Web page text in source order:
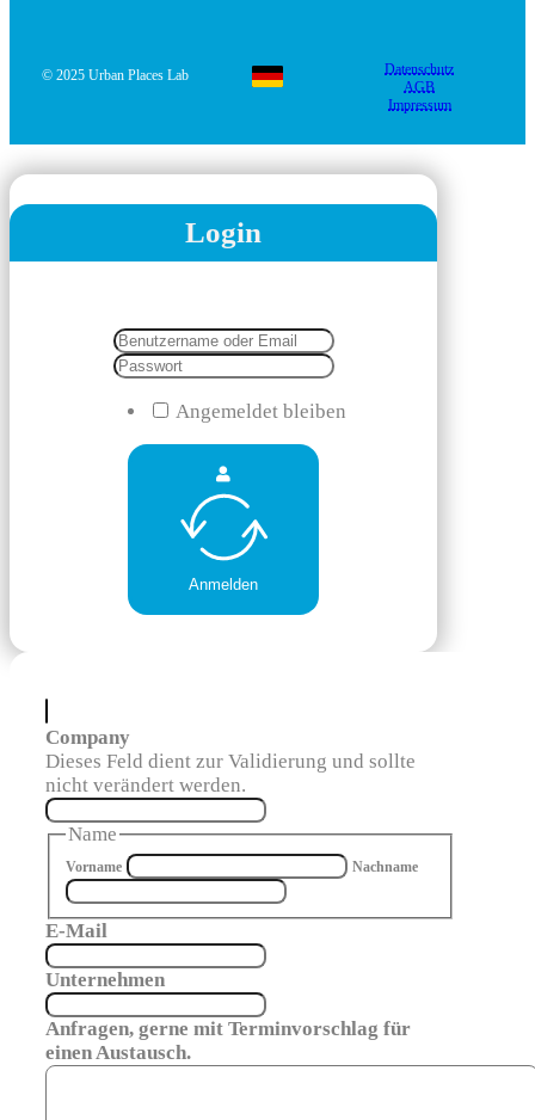
© 2025 Urban Places Lab
Datenschutz
AGB
Impressum
Login
Angemeldet bleiben
Anmelden
Company
Dieses Feld dient zur Validierung und sollte
nicht verändert werden.
Name
Vorname Nachname
E-Mail
Unternehmen
Anfragen, gerne mit Terminvorschlag für
einen Austausch.